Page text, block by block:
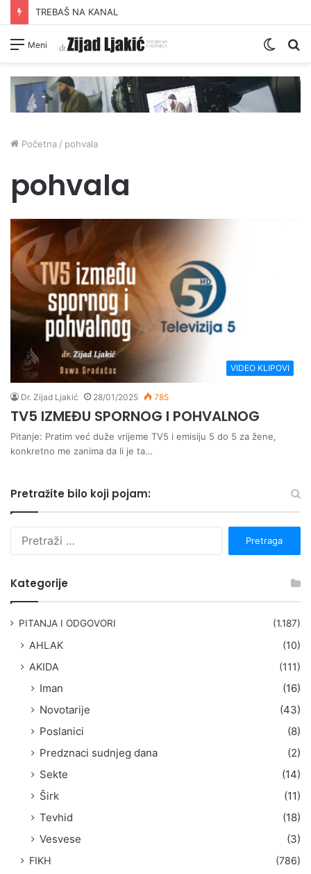
TREBAŠ NA KANAL
Meni
Switch
Početna / pohvala
pohvala
VIDEO KLIPOVI
Dr. Zijad Ljakić 28/01/2025 785
TV5 IZMEĐU SPORNOG I POHVALNOG
Pitanje: Pratim već duže vrijeme TV5 i emisiju 5 do 5 za žene,
konkretno me zanima da li je ta…
Pretražite bilo koji pojam:
Kategorije
PITANJA I ODGOVORI (1.187)
AHLAK
(10)
AKIDA
(111)
Iman
(16)
Novotarije
(43)
Poslanici
(8)
Predznaci sudnjeg dana
(2)
Sekte
(14)
Širk
(11)
Tevhid
(18)
Vesvese
(3)
FIKH (786)